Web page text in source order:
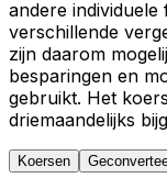
andere
verschillende
zijn daarom
besparingen en
gebruikt. Het
driemaandelijks
Koersen